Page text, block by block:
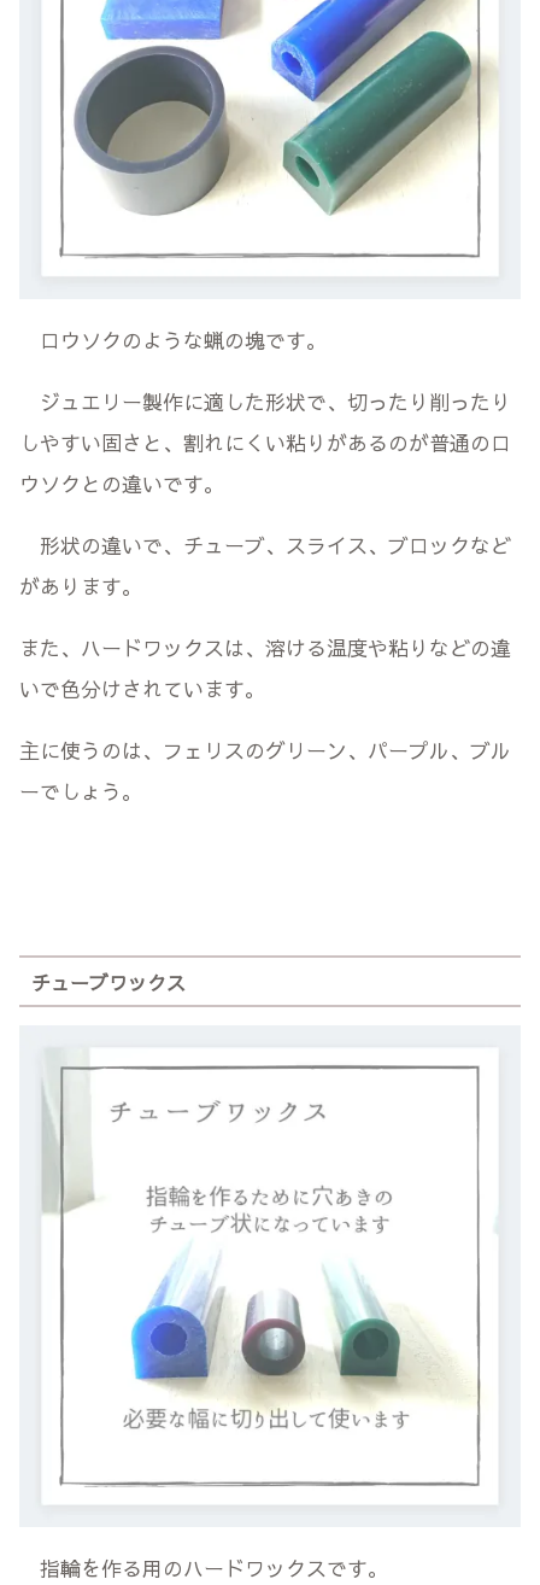
ロウソクのような蝋の塊です。
ジュエリー製作に適した形状で、切ったり削ったり
しやすい固さと、割れにくい粘りがあるのが普通のロ
ウソクとの違いです。
形状の違いで、チューブ、スライス、ブロックなど
があります。
また、ハードワックスは、溶ける温度や粘りなどの違
いで色分けされています。
主に使うのは、フェリスのグリーン、パープル、ブル
ーでしょう。
チューブワックス
指輪を作る用のハードワックスです。